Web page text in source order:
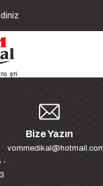
-
Bize Yazın